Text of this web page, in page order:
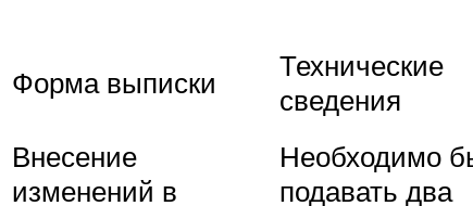
Форма выписки
Технические
сведения
Внесение
изменений в
Необходимо
подавать два